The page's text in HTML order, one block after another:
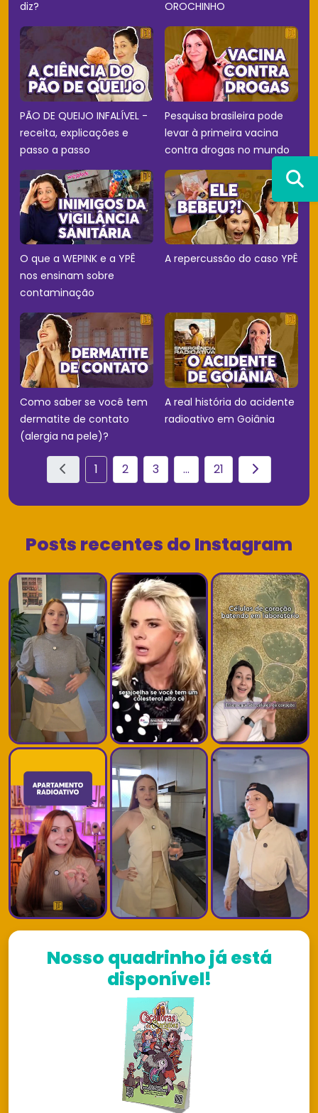
diz? OROCHINHO
PÃO DE QUEIJO INFALÍVEL -
receita, explicações e
passo a passo
Pesquisa brasileira pode
levar à primeira vacina
contra drogas no mundo
O que a WEPINK e a YPÊ
nos ensinam sobre
contaminação
A repercussão do caso YPÊ
Como saber se você tem
dermatite de contato
(alergia na pele)?
A real história do acidente
radioativo em Goiânia
1 2 3 ... 21
Posts recentes do Instagram
Nosso quadrinho já está
disponível!